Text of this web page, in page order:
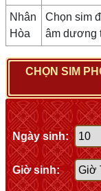
Nhân
Hòa
Chọn sim
âm dương
CHỌN SIM
Ngày sinh:
Giờ sinh: